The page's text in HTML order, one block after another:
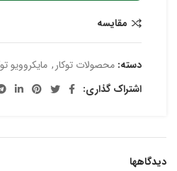
مقایسه
دسته: محصولات توکار, مایکروویو
اشتراک گذاری:
دیدگاهها